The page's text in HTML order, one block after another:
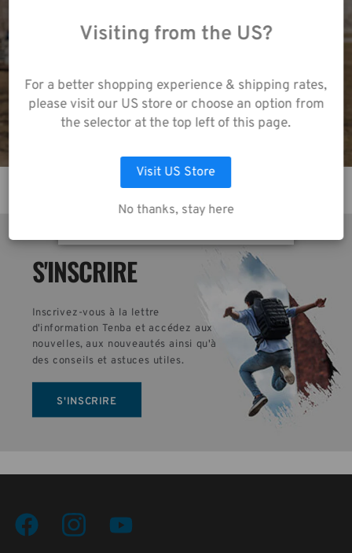
S'INSCRIRE
Inscrivez-vous à la lettre
d'information Tenba et accédez aux
nouvelles, aux nouveautés ainsi qu'à
des conseils et astuces utiles.
S'INSCRIRE
courageux de la ville de New York, cette
BOUTIQUE DE LA COLLECTION
web, vous acceptez la
collecte de données
notreAvis de
Confidentialité.
LAISSEZ MOI CHOISIR
ACCEPTER TOUS LES COOKIES
Visiting from the US?
For a better shopping experience & shipping rates,
please visit our US store or choose an option from
the selector at the top left of this page.
Visit US Store
No thanks, stay here